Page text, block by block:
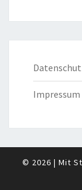
Impressum
© 2026 | Mit